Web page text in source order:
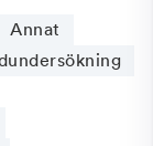
Annat